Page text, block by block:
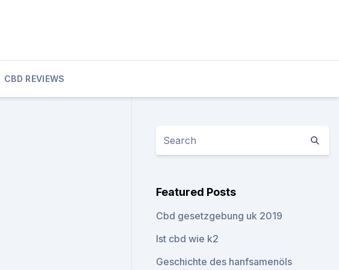
CBD REVIEWS
Featured Posts
Cbd gesetzgebung uk 2019
Ist cbd wie k2
Geschichte des hanfsamenöls